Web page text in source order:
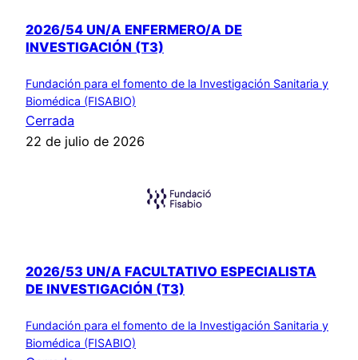
2026/54 UN/A ENFERMERO/A DE
INVESTIGACIÓN (T3)
Fundación para el fomento de la Investigación Sanitaria y
Biomédica (FISABIO)
Cerrada
22 de julio de 2026
2026/53 UN/A FACULTATIVO ESPECIALISTA
DE INVESTIGACIÓN (T3)
Fundación para el fomento de la Investigación Sanitaria y
Biomédica (FISABIO)